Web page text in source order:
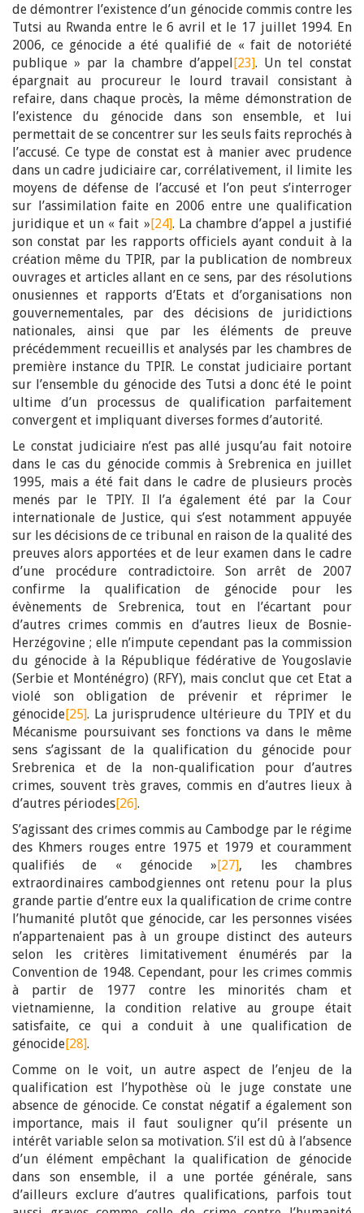
de démontrer l’existence d’un génocide commis contre les
Tutsi au Rwanda entre le 6 avril et le 17 juillet 1994. En
2006, ce génocide a été qualifié de « fait de notoriété
publique » par la chambre d’appel[23]. Un tel constat
épargnait au procureur le lourd travail consistant à
refaire, dans chaque procès, la même démonstration de
l’existence du génocide dans son ensemble, et lui
permettait de se concentrer sur les seuls faits reprochés à
l’accusé. Ce type de constat est à manier avec prudence
dans un cadre judiciaire car, corrélativement, il limite les
moyens de défense de l’accusé et l’on peut s’interroger
sur l’assimilation faite en 2006 entre une qualification
juridique et un « fait »[24]. La chambre d’appel a justifié
son constat par les rapports officiels ayant conduit à la
création même du TPIR, par la publication de nombreux
ouvrages et articles allant en ce sens, par des résolutions
onusiennes et rapports d’Etats et d’organisations non
gouvernementales, par des décisions de juridictions
nationales, ainsi que par les éléments de preuve
précédemment recueillis et analysés par les chambres de
première instance du TPIR. Le constat judiciaire portant
sur l’ensemble du génocide des Tutsi a donc été le point
ultime d’un processus de qualification parfaitement
convergent et impliquant diverses formes d’autorité.
Le constat judiciaire n’est pas allé jusqu’au fait notoire
dans le cas du génocide commis à Srebrenica en juillet
1995, mais a été fait dans le cadre de plusieurs procès
menés par le TPIY. Il l’a également été par la Cour
internationale de Justice, qui s’est notamment appuyée
sur les décisions de ce tribunal en raison de la qualité des
preuves alors apportées et de leur examen dans le cadre
d’une procédure contradictoire. Son arrêt de 2007
confirme la qualification de génocide pour les
évènements de Srebrenica, tout en l’écartant pour
d’autres crimes commis en d’autres lieux de Bosnie-
Herzégovine ; elle n’impute cependant pas la commission
du génocide à la République fédérative de Yougoslavie
(Serbie et Monténégro) (RFY), mais conclut que cet Etat a
violé son obligation de prévenir et réprimer le
génocide[25]. La jurisprudence ultérieure du TPIY et du
Mécanisme poursuivant ses fonctions va dans le même
sens s’agissant de la qualification du génocide pour
Srebrenica et de la non-qualification pour d’autres
crimes, souvent très graves, commis en d’autres lieux à
d’autres périodes[26].
S’agissant des crimes commis au Cambodge par le régime
des Khmers rouges entre 1975 et 1979 et couramment
qualifiés de « génocide »[27], les chambres
extraordinaires cambodgiennes ont retenu pour la plus
grande partie d’entre eux la qualification de crime contre
l’humanité plutôt que génocide, car les personnes visées
n’appartenaient pas à un groupe distinct des auteurs
selon les critères limitativement énumérés par la
Convention de 1948. Cependant, pour les crimes commis
à partir de 1977 contre les minorités cham et
vietnamienne, la condition relative au groupe était
satisfaite, ce qui a conduit à une qualification de
génocide[28].
Comme on le voit, un autre aspect de l’enjeu de la
qualification est l’hypothèse où le juge constate une
absence de génocide. Ce constat négatif a également son
importance, mais il faut souligner qu’il présente un
intérêt variable selon sa motivation. S’il est dû à l’absence
d’un élément empêchant la qualification de génocide
dans son ensemble, il a une portée générale, sans
d’ailleurs exclure d’autres qualifications, parfois tout